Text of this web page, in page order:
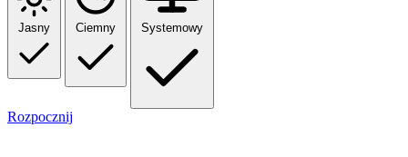
Jasny Ciemny Systemowy
Rozpocznij